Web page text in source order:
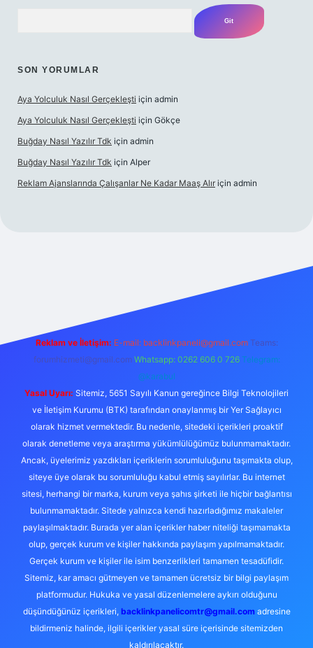
SON YORUMLAR
Aya Yolculuk Nasıl Gerçekleşti için admin
Aya Yolculuk Nasıl Gerçekleşti için Gökçe
Buğday Nasıl Yazılır Tdk için admin
Buğday Nasıl Yazılır Tdk için Alper
Reklam Ajanslarında Çalışanlar Ne Kadar Maaş Alır için admin
Reklam ve İletişim: E-mail: backlinkpaneli@gmail.com Teams:
forumhizmeti@gmail.com Whatsapp: 0262 606 0 726 Telegram:
@karabul
Yasal Uyarı: Sitemiz, 5651 Sayılı Kanun gereğince Bilgi Teknolojileri
ve İletişim Kurumu (BTK) tarafından onaylanmış bir Yer Sağlayıcı
olarak hizmet vermektedir. Bu nedenle, sitedeki içerikleri proaktif
olarak denetleme veya araştırma yükümlülüğümüz bulunmamaktadır.
Ancak, üyelerimiz yazdıkları içeriklerin sorumluluğunu taşımakta olup,
siteye üye olarak bu sorumluluğu kabul etmiş sayılırlar. Bu internet
sitesi, herhangi bir marka, kurum veya şahıs şirketi ile hiçbir bağlantısı
bulunmamaktadır. Sitede yalnızca kendi hazırladığımız makaleler
paylaşılmaktadır. Burada yer alan içerikler haber niteliği taşımamakta
olup, gerçek kurum ve kişiler hakkında paylaşım yapılmamaktadır.
Gerçek kurum ve kişiler ile isim benzerlikleri tamamen tesadüfidir.
Sitemiz, kar amacı gütmeyen ve tamamen ücretsiz bir bilgi paylaşım
platformudur. Hukuka ve yasal düzenlemelere aykırı olduğunu
düşündüğünüz içerikleri, backlinkpanelicomtr@gmail.comadresine
bildirmeniz halinde, ilgili içerikler yasal süre içerisinde sitemizden
kaldırılacaktır.